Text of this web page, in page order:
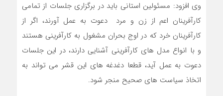
وی افزود: مسئولین استانی باید در برگزاری جلسات از تمامی
کارآفرینان اعم از زن و مرد دعوت به عمل آورند، اگر از
کارآفرینان خرد که در اوج بحران مشغول به کارآفرینی هستند
و با انواع مدل های کارآفرینی آشنایی دارند، در این جلسات
دعوت به عمل آید، قطعا دغدغه های این قشر می تواند به
اتخاذ سیاست های صحیح منجر شود.